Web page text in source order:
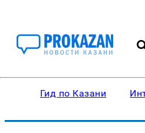
Гид по Казани